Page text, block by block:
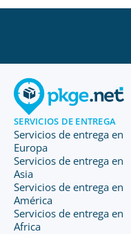
SERVICIOS DE ENTREGA
Servicios de entrega en
Europa
Servicios de entrega en
Asia
Servicios de entrega en
América
Servicios de entrega en
Africa